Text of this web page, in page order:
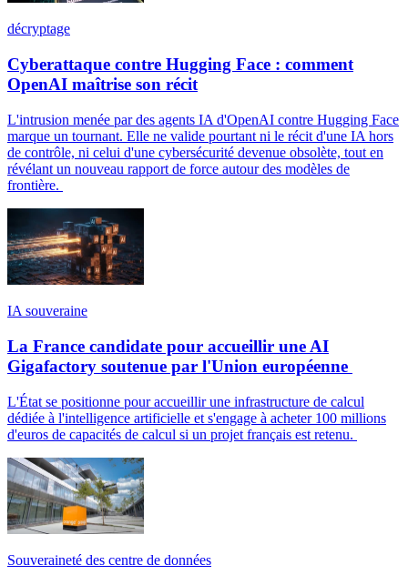
décryptage
Cyberattaque contre Hugging Face : comment
OpenAI maîtrise son récit
L'intrusion menée par des agents IA d'OpenAI contre Hugging Face
marque un tournant. Elle ne valide pourtant ni le récit d'une IA hors
de contrôle, ni celui d'une cybersécurité devenue obsolète, tout en
révélant un nouveau rapport de force autour des modèles de
frontière.
IA souveraine
La France candidate pour accueillir une AI
Gigafactory soutenue par l'Union européenne
L'État se positionne pour accueillir une infrastructure de calcul
dédiée à l'intelligence artificielle et s'engage à acheter 100 millions
d'euros de capacités de calcul si un projet français est retenu.
Souveraineté des centre de données